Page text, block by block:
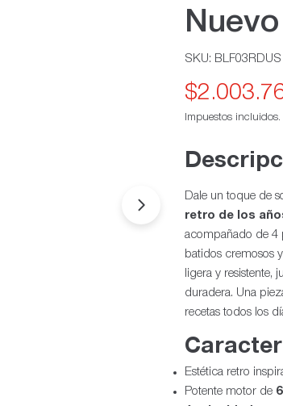
Abrir medios 1 en
SKU: BLF03RDUS
Precio
de
oferta
Precio
habitual
Impuestos incluidos.
Dale un toque de
retro de los
acompañado de 4
batidos cremosos
ligera y resistente,
duradera. Una
recetas todos los
Estética retro
Potente motor de